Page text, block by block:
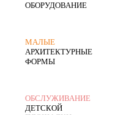
ОБОРУДОВАНИЕ
МАЛЫЕ
АРХИТЕКТУРНЫЕ
ФОРМЫ
ОБСЛУЖИВАНИЕ
ДЕТСКОЙ